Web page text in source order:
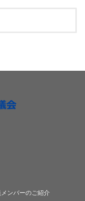
ンバーのご紹介